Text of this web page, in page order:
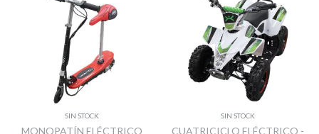
SIN STOCK
MONOPATÍN ELÉCTRICO
SIN STOCK
CUATRICICLO ELÉCTRICO -